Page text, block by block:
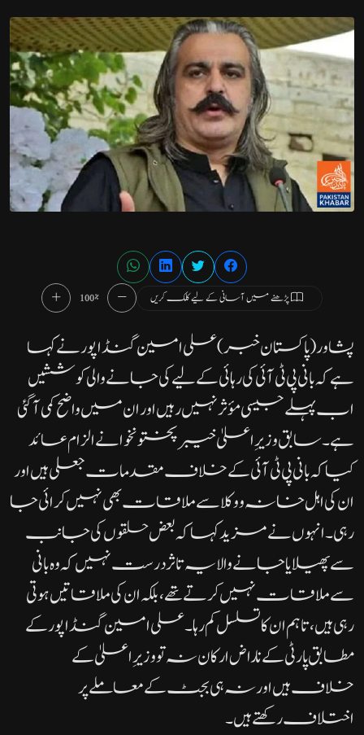
پڑھنے میں آسانی کے لیے کلک کریں 100%
پشاور( پاکستان خبر)علی امین گنڈاپور نے کہا
ہے کہ بانی پی ٹی آئی کی رہائی کے لیے کی جانے والی کوششیں
اب پہلے جیسی مؤثر نہیں رہیں اور ان میں واضح کمی آ گئی
ہے۔سابق وزیرِ اعلیٰ خیبر پختونخوا نے الزام عائد
کیا کہ بانی پی ٹی آئی کے خلاف مقدمات جعلی ہیں اور
ان کی اہل خانہ و وکلا سے ملاقات بھی نہیں کرائی جا
رہی۔انہوں نے مزید کہا کہ بعض حلقوں کی جانب
سے پھیلایا جانے والا یہ تاثر درست نہیں کہ وہ بانی
سے ملاقات نہیں کرتے تھے، بلکہ ان کی ملاقاتیں ہوتی
رہی ہیں، تاہم ان کا تسلسل کم رہا۔علی امین گنڈاپور کے
مطابق پارٹی کے ناراض ارکان نہ تو وزیرِ اعلیٰ کے
خلاف ہیں اور نہ ہی بجٹ کے معاملے پر
اختلاف رکھتے ہیں۔